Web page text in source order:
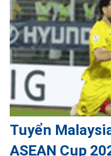
Tuyển
ASEAN Cup